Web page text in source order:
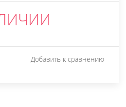
Добавить к сравнению